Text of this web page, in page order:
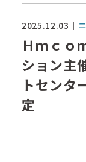
2025.12.03
Ｈｍｃｏ
ション主
トセンタ
定